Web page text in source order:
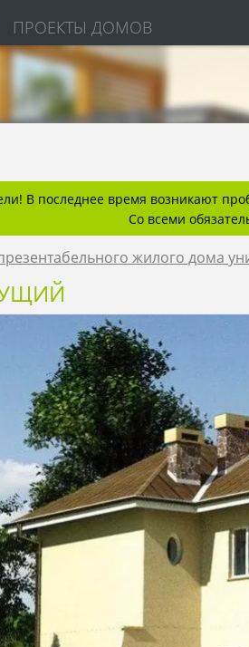
ПРОЕКТЫ ДОМОВ
В последнее время возникают
Со всеми
жилого дома